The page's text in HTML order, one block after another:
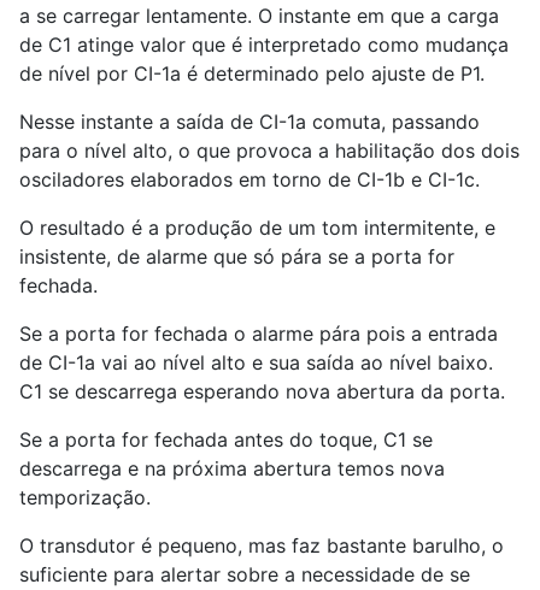
a se carregar lentamente. O instante em que a carga
de C1 atinge valor que é interpretado como mudança
de nível por CI-1a é determinado pelo ajuste de P1.
Nesse instante a saída de CI-1a comuta, passando
para o nível alto, o que provoca a habilitação dos dois
osciladores elaborados em torno de CI-1b e CI-1c.
O resultado é a produção de um tom intermitente, e
insistente, de alarme que só pára se a porta for
fechada.
Se a porta for fechada o alarme pára pois a entrada
de CI-1a vai ao nível alto e sua saída ao nível baixo.
C1 se descarrega esperando nova abertura da porta.
Se a porta for fechada antes do toque, C1 se
descarrega e na próxima abertura temos nova
temporização.
O transdutor é pequeno, mas faz bastante barulho, o
suficiente para alertar sobre a necessidade de se